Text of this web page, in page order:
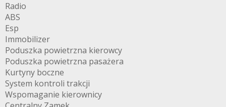
Radio
ABS
Esp
Immobilizer
Poduszka powietrzna kierowcy
Poduszka powietrzna pasażera
Kurtyny boczne
System kontroli trakcji
Wspomaganie kierownicy